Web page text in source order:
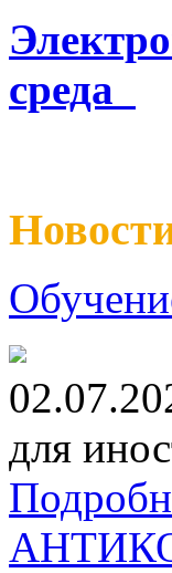
среда
для